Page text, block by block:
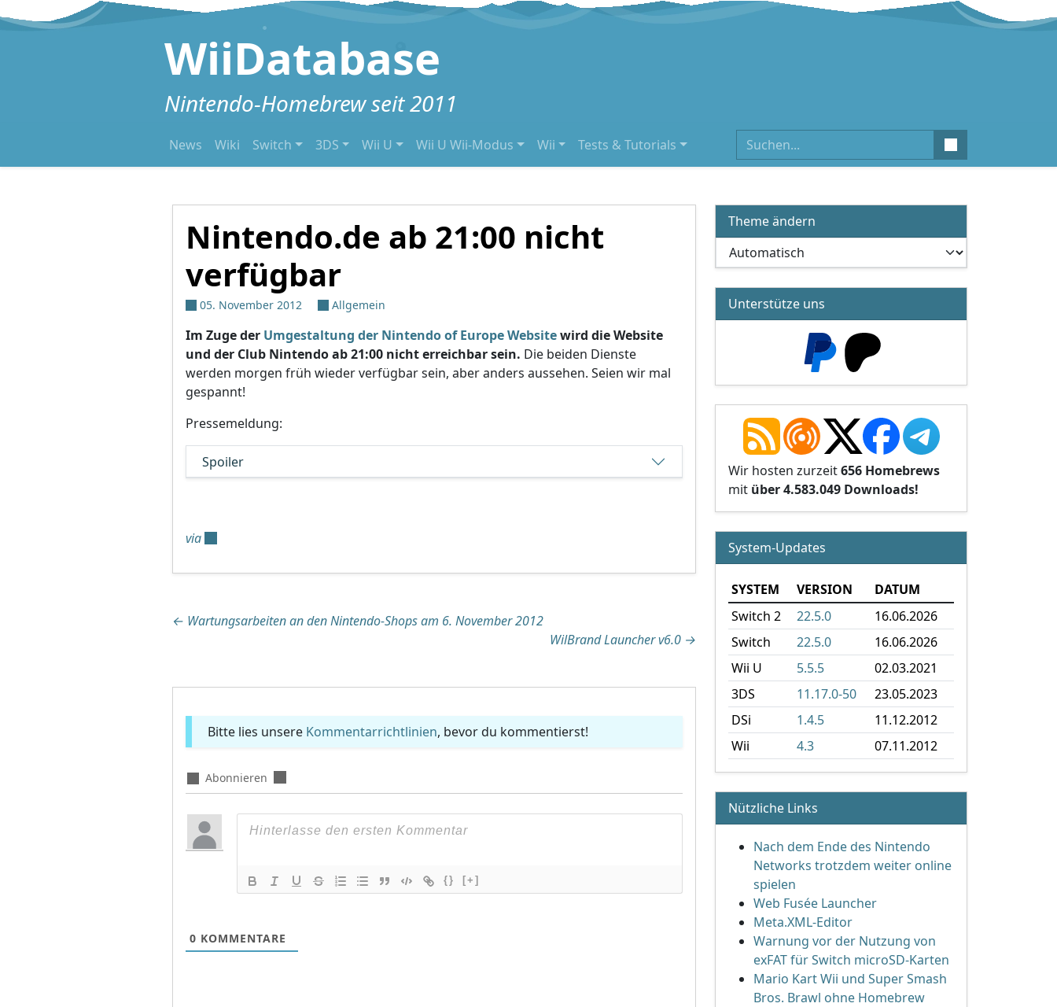
Zum Inhalt springen
WiiDatabase
Nintendo-Homebrew seit 2011
News Wiki Switch 3DS Wii U Wii U Wii-Modus Wii Tests & Tutorials Suchen
Nintendo.de ab 21:00 nicht
verfügbar
05. November 2012 Allgemein
Im Zuge der Umgestaltung der Nintendo of Europe Websitewird die Website
und der Club Nintendo ab 21:00 nicht erreichbar sein. Die beiden Dienste
werden morgen früh wieder verfügbar sein, aber anders aussehen. Seien wir mal
gespannt!
Pressemeldung:
Spoiler
via
Beitragsnavigation
← Wartungsarbeiten an den Nintendo-Shops am 6. November 2012
WilBrand Launcher v6.0 →
Bitte lies unsere Kommentarrichtlinien, bevor du kommentierst!
Abonnieren
{} [+]
0 KOMMENTARE
Theme ändern
Unterstütze uns
Wir hosten zurzeit656 Homebrews
mit über 4.583.049 Downloads!
System-Updates
SYSTEM VERSION
DATUM
Switch 2
22.5.0
16.06.2026
Switch
22.5.0
16.06.2026
Wii U
5.5.5
02.03.2021
3DS
11.17.0-50
23.05.2023
DSi
1.4.5
11.12.2012
Wii
4.3 07.11.2012
Nützliche Links
Nach dem Ende des Nintendo
Networks trotzdem weiter online
spielen
Web Fusée Launcher
Meta.XML-Editor
Warnung vor der Nutzung von
exFAT für Switch microSD-Karten
Mario Kart Wii und Super Smash
Bros. Brawl ohne Homebrew